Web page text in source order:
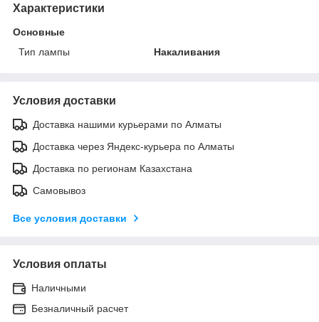
Характеристики
Основные
Тип лампы
Накаливания
Условия доставки
Доставка нашими курьерами по Алматы
Доставка через Яндекс-курьера по Алматы
Доставка по регионам Казахстана
Самовывоз
Все условия доставки
Условия оплаты
Наличными
Безналичный расчет